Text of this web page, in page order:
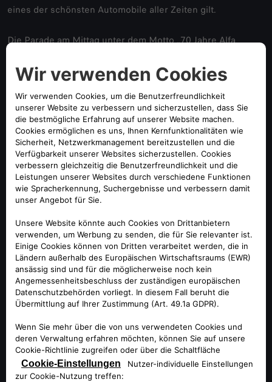
eines der schönsten Automobile aller Zeiten gilt.
Die Parade am Mittag unter dem Motto „70 Jahre Alfa
rund 20 Alfa Romeo Giulietta der Baujahre 1954 bis 1985
auf die Strecke.
Niccolò Biagioli, Director Premium Brands bei Stellantis
Deutschland, äußerte sich begeistert: „Pista & Piloti ist ein
eindrucksvolles Beispiel für die Begeisterung und den
Zusammenhalt unserer Alfa Romeo Community. Diese
Veranstaltung ermöglicht es den Teilnehmerinnen und
Teilnehmern, die Essenz des Alfa Romeo Fahrspaßes und
die besondere Atmosphäre unserer Marke in vollen Zügen
zu erleben.“
Marco Wimmer, Gründer der Eventagentur APPIA und
Initiator von Pista & Piloti, fügte hinzu: „Es war großartig zu
sehen, wie viele Fans und ihre außergewöhnlichen
Fahrzeuge wieder bei uns zusammenkamen. Pista & Piloti
Nervenkitzel des Motorsports und schafft unvergessliche
Momente für alle Beteiligten. Eine spezielle Stärke unserer
Veranstaltung ist jedoch die Lebendigkeit unserer Alfa
Romeo Community, die jedes Jahr aufs Neue dieses Event